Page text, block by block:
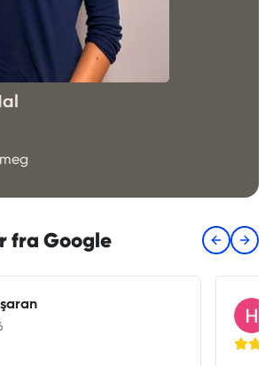
fra Google Previous
Next